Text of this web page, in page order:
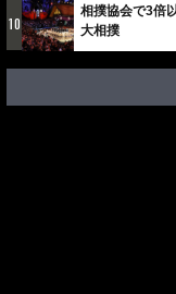
10
相撲協会で3倍
大相撲